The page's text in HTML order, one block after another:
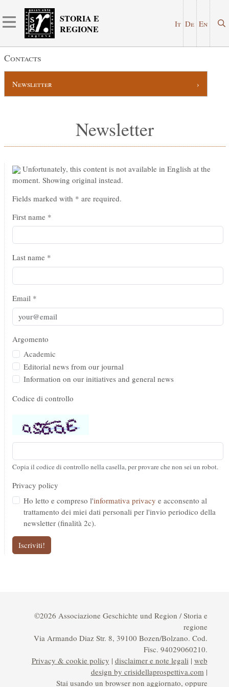
STORIA E
REGIONE
It De En
Contacts
Newsletter
Newsletter
Unfortunately, this content is not available in English at the
moment. Showing original instead.
Fields marked with * are required.
First name *
Last name *
Email *
Argomento
Academic
Editorial news from our journal
Information on our initiatives and general news
Codice di controllo
Copia il codice di controllo nella casella, per provare che non sei un robot.
Privacy policy
Ho letto e compreso l'informativa privacy e acconsento al
trattamento dei miei dati personali per l'invio periodico della
newsletter (finalità 2c).
Iscriviti!
©2026 Associazione Geschichte und Region / Storia e
regione
Via Armando Diaz Str. 8, 39100 Bozen/Bolzano. Cod.
Fisc. 94029060210.
Privacy & cookie policy | disclaimer e note legali | web
design by crisidellaprospettiva.com |
Stai usando un browser non aggiornato, oppure